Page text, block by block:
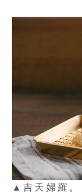
▲吉天婦羅